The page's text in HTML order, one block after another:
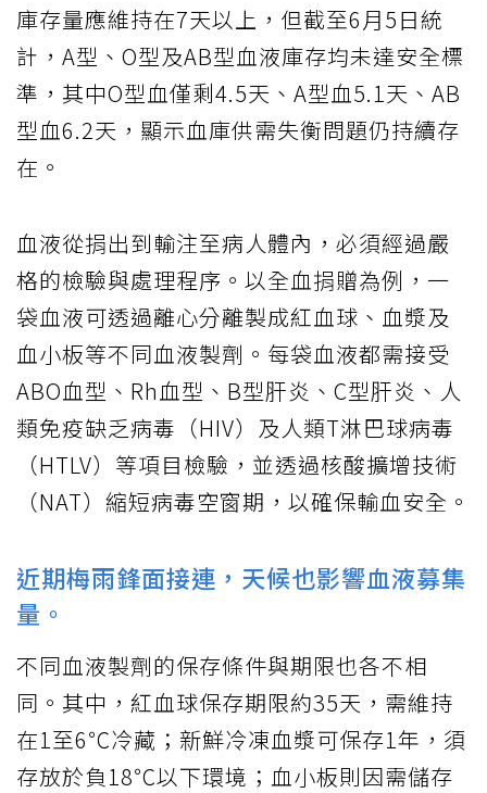
庫存量應維持在7天以上，但截至6月5日統
計，A型、O型及AB型血液庫存均未達安全標
準，其中O型血僅剩4.5天、A型血5.1天、AB
型血6.2天，顯示血庫供需失衡問題仍持續存
在。
血液從捐出到輸注至病人體內，必須經過嚴
格的檢驗與處理程序。以全血捐贈為例，一
袋血液可透過離心分離製成紅血球、血漿及
血小板等不同血液製劑。每袋血液都需接受
ABO血型、Rh血型、B型肝炎、C型肝炎、人
類免疫缺乏病毒（HIV）及人類T淋巴球病毒
（HTLV）等項目檢驗，並透過核酸擴增技術
（NAT）縮短病毒空窗期，以確保輸血安全。
近期梅雨鋒面接連，天候也影響血液募集
量。
不同血液製劑的保存條件與期限也各不相
同。其中，紅血球保存期限約35天，需維持
在1至6℃冷藏；新鮮冷凍血漿可保存1年，須
存放於負18℃以下環境；血小板則因需儲存